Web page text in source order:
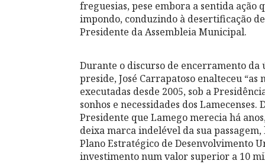
freguesias, pese embora a sentida ação
impondo, conduzindo à desertificação
Presidente da Assembleia Municipal.
Durante o discurso de encerramento da
preside, José Carrapatoso enalteceu
executadas desde 2005, sob a
sonhos e necessidades dos
Presidente que Lamego merecia há
deixa marca indelével da sua
Plano Estratégico de Desenvolvimento
investimento num valor superior a 10